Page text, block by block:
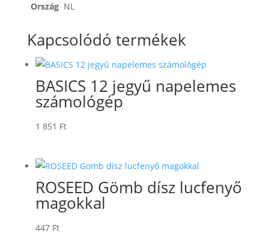
Ország NL
Kapcsolódó termékek
BASICS 12 jegyű napelemes
számológép
1 851 Ft
ROSEED Gömb dísz lucfenyő
magokkal
447 Ft